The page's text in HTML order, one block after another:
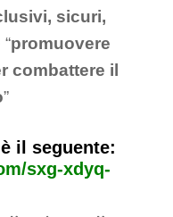
sicuri,
“promuovere
combattere il
”
il seguente:
sxg-xdyq-